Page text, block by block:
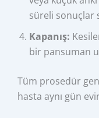
süreli sonuçlar
Kapanış:
bir pansuman
Tüm prosedür
hasta aynı gün